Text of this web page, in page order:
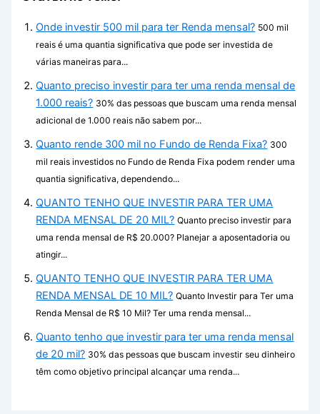
Onde investir 500 mil para ter Renda mensal? 500 mil
reais é uma quantia significativa que pode ser investida de
várias maneiras para...
Quanto preciso investir para ter uma renda mensal de
1.000 reais? 30% das pessoas que buscam uma renda mensal
adicional de 1.000 reais não sabem por...
Quanto rende 300 mil no Fundo de Renda Fixa? 300
mil reais investidos no Fundo de Renda Fixa podem render uma
quantia significativa, dependendo...
QUANTO TENHO QUE INVESTIR PARA TER UMA
RENDA MENSAL DE 20 MIL? Quanto preciso investir para
uma renda mensal de R$ 20.000? Planejar a aposentadoria ou
atingir...
QUANTO TENHO QUE INVESTIR PARA TER UMA
RENDA MENSAL DE 10 MIL? Quanto Investir para Ter uma
Renda Mensal de R$ 10 Mil? Ter uma renda mensal...
Quanto tenho que investir para ter uma renda mensal
de 20 mil? 30% das pessoas que buscam investir seu dinheiro
têm como objetivo principal alcançar uma renda...